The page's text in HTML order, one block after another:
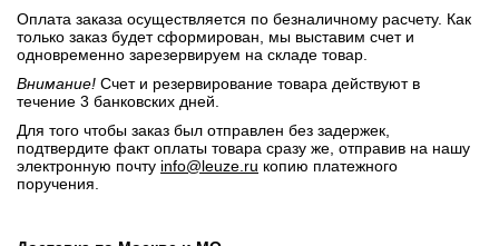
Оплата заказа осуществляется по безналичному расчету. Как
только заказ будет сформирован, мы выставим счет и
одновременно зарезервируем на складе товар.
Внимание! Счет и резервирование товара действуют в
течение 3 банковских дней.
Для того чтобы заказ был отправлен без задержек,
подтвердите факт оплаты товара сразу же, отправив на нашу
электронную почту info@leuze.ru копию платежного
поручения.